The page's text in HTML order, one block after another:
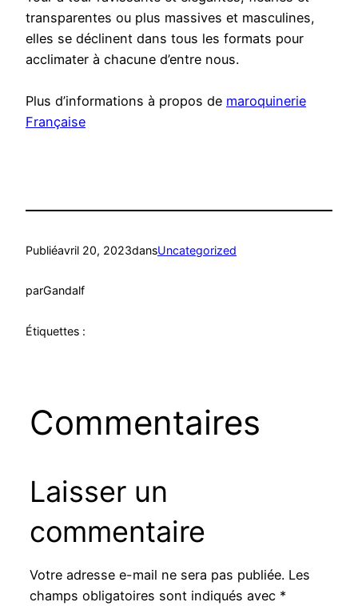
transparentes ou plus massives et masculines,
elles se déclinent dans tous les formats pour
acclimater à chacune d’entre nous.
Plus d’informations à propos de maroquinerie
Française
Publiéavril 20, 2023dansUncategorized
parGandalf
Étiquettes :
Commentaires
Laisser un
commentaire
Votre adresse e-mail ne sera pas publiée. Les
champs obligatoires sont indiqués avec *